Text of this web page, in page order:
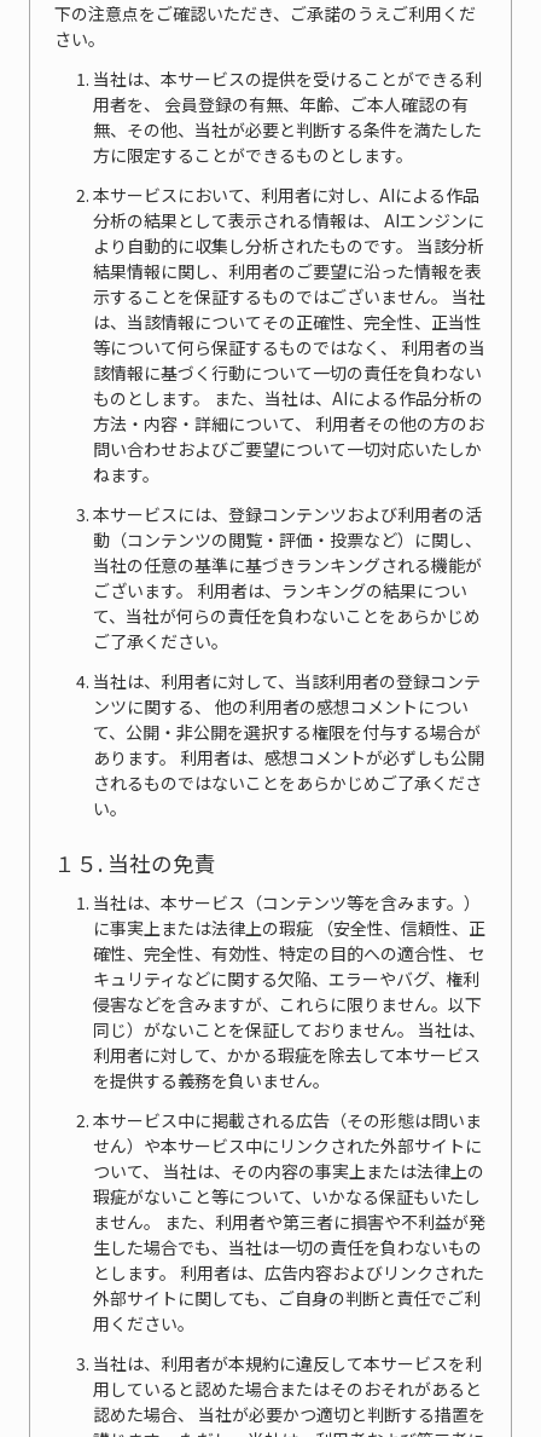
下の注意点をご確認いただき、ご承諾のうえご利用くだ
さい。
当社は、本サービスの提供を受けることができる利
用者を、 会員登録の有無、年齢、ご本人確認の有
無、その他、当社が必要と判断する条件を満たした
方に限定することができるものとします。
本サービスにおいて、利用者に対し、AIによる作品
分析の結果として表示される情報は、 AIエンジンに
より自動的に収集し分析されたものです。 当該分析
結果情報に関し、利用者のご要望に沿った情報を表
示することを保証するものではございません。 当社
は、当該情報についてその正確性、完全性、正当性
等について何ら保証するものではなく、 利用者の当
該情報に基づく行動について一切の責任を負わない
ものとします。 また、当社は、AIによる作品分析の
方法・内容・詳細について、 利用者その他の方のお
問い合わせおよびご要望について一切対応いたしか
ねます。
本サービスには、登録コンテンツおよび利用者の活
動（コンテンツの閲覧・評価・投票など）に関し、
当社の任意の基準に基づきランキングされる機能が
ございます。 利用者は、ランキングの結果につい
て、当社が何らの責任を負わないことをあらかじめ
ご了承ください。
当社は、利用者に対して、当該利用者の登録コンテ
ンツに関する、 他の利用者の感想コメントについ
て、公開・非公開を選択する権限を付与する場合が
あります。 利用者は、感想コメントが必ずしも公開
されるものではないことをあらかじめご了承くださ
い。
１５. 当社の免責
当社は、本サービス（コンテンツ等を含みます。）
に事実上または法律上の瑕疵 （安全性、信頼性、正
確性、完全性、有効性、特定の目的への適合性、 セ
キュリティなどに関する欠陥、エラーやバグ、権利
侵害などを含みますが、これらに限りません。以下
同じ）がないことを保証しておりません。 当社は、
利用者に対して、かかる瑕疵を除去して本サービス
を提供する義務を負いません。
本サービス中に掲載される広告（その形態は問いま
せん）や本サービス中にリンクされた外部サイトに
ついて、 当社は、その内容の事実上または法律上の
瑕疵がないこと等について、いかなる保証もいたし
ません。 また、利用者や第三者に損害や不利益が発
生した場合でも、当社は一切の責任を負わないもの
とします。 利用者は、広告内容およびリンクされた
外部サイトに関しても、ご自身の判断と責任でご利
用ください。
当社は、利用者が本規約に違反して本サービスを利
用していると認めた場合またはそのおそれがあると
認めた場合、 当社が必要かつ適切と判断する措置を